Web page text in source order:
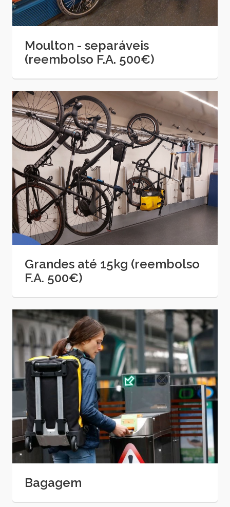
Moulton - separáveis
(reembolso F.A. 500€)
Grandes até 15kg (reembolso
F.A. 500€)
Bagagem